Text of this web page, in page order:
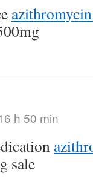
h 50 min
sale